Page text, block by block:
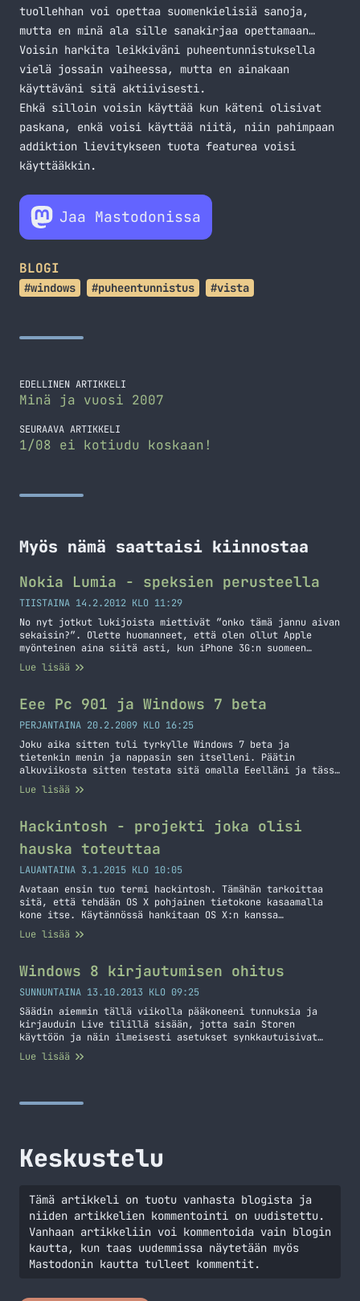
tuollehhan voi opettaa suomenkielisiä sanoja,
mutta en minä ala sille sanakirjaa opettamaan…
Voisin harkita leikkiväni puheentunnistuksella
vielä jossain vaiheessa, mutta en ainakaan
käyttäväni sitä aktiivisesti.
Ehkä silloin voisin käyttää kun käteni olisivat
paskana, enkä voisi käyttää niitä, niin pahimpaan
addiktion lievitykseen tuota featurea voisi
käyttääkkin.
Jaa Mastodonissa
BLOGI
#windows #puheentunnistus #vista
EDELLINEN ARTIKKELI
Minä ja vuosi 2007
SEURAAVA ARTIKKELI
1/08 ei kotiudu koskaan!
Myös nämä saattaisi kiinnostaa
Nokia Lumia - speksien perusteella
TIISTAINA 14.2.2012 KLO 11:29
No nyt jotkut lukijoista miettivät ”onko tämä jannu aivan
sekaisin?”. Olette huomanneet, että olen ollut Apple
myönteinen aina siitä asti, kun iPhone 3G:n suomeen
tulosta alettiin huhuta. Nyt kuitenkin puhutaan Nokiasta,
ei Androidista eikä Applesta vaan Nokian uusista Lumia
Tweetistä liikkeelle. [tweet
https://twitter.com/MarkoK/status/169017975213535232]
Löysin Lumioita kaksi kappaletta… Jatka lukemista Nokia
Lumia – speksien perusteella
Lue lisää
Eee Pc 901 ja Windows 7 beta
PERJANTAINA 20.2.2009 KLO 16:25
Joku aika sitten tuli tyrkylle Windows 7 beta ja
tietenkin menin ja nappasin sen itselleni. Päätin
alkuviikosta sitten testata sitä omalla Eeelläni ja tässä
hieman kuvaa et millaiselta se näyttää. Löysin Eeeuserin
forumeilta varsin pätevät ohjeet ja seurailin niitä ja
Eelläni. Se häiritsee, että vaikka pienensin
asennusimagea ohjeiden… Jatka lukemista Eee Pc 901 ja
Windows 7 beta
Lue lisää
Hackintosh - projekti joka olisi
hauska toteuttaa
LAUANTAINA 3.1.2015 KLO 10:05
Avataan ensin tuo termi hackintosh. Tämähän tarkoittaa
sitä, että tehdään OS X pohjainen tietokone kasaamalla
kone itse. Käytännössä hankitaan OS X:n kanssa
yhteensopivat osat ja pamautetaan asentaa OS X
käyttöjärjestelmä ja sen jälkeen sinulla on oma
ostaa pöytäkone Applelta, mutta saat kuitenkin saman
käyttökokemuksen ja sinulla on vielä… Jatka lukemista
Hackintosh – projekti joka olisi hauska toteuttaa
Lue lisää
Windows 8 kirjautumisen ohitus
SUNNUNTAINA 13.10.2013 KLO 09:25
Säädin aiemmin tällä viikolla pääkoneeni tunnuksia ja
kirjauduin Live tilillä sisään, jotta sain Storen
käyttöön ja näin ilmeisesti asetukset synkkautuisivat
tuonne Live tilille. No tästä sitten tuli harmillinen
takaisku kun jokainen bootti alkoi kysellä tilin
kirjautumisesta. Alla onkin… Jatka lukemista Windows 8
Lue lisää
Keskustelu
Tämä artikkeli on tuotu vanhasta blogista ja
niiden artikkelien kommentointi on uudistettu.
Vanhaan artikkeliin voi kommentoida vain blogin
kautta, kun taas uudemmissa näytetään myös
Mastodonin kautta tulleet kommentit.